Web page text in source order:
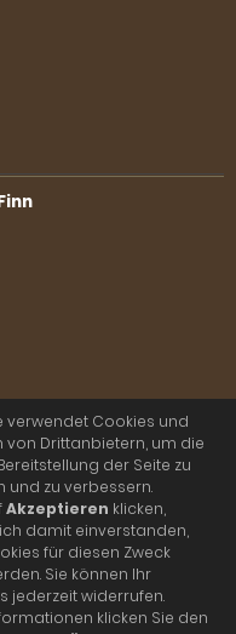
verwendet Cookies und
Drittanbietern, um die
der Seite zu
und zu verbessern.
Akzeptieren klicken,
damit einverstanden,
für diesen Zweck
Sie können Ihr
jederzeit widerrufen.
klicken Sie den